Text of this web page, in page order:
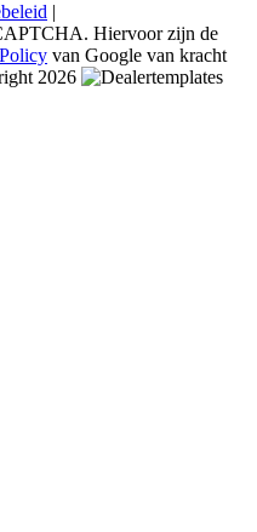
|
Hiervoor zijn de
van Google van kracht
2026